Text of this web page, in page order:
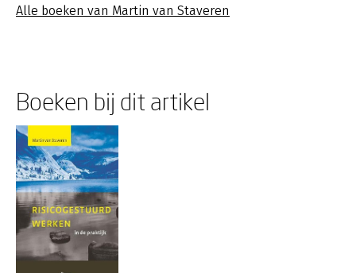
Alle boeken van Martin van Staveren
Boeken bij dit artikel